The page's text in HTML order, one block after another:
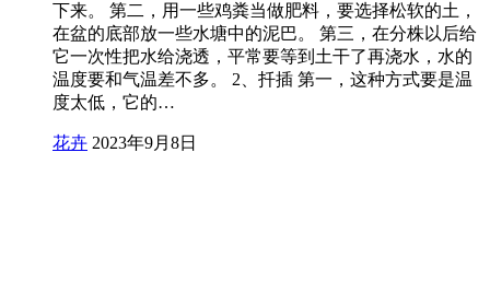
下来。 第二，用一些鸡粪当做肥料，要选择松软的土，
在盆的底部放一些水塘中的泥巴。 第三，在分株以后给
它一次性把水给浇透，平常要等到土干了再浇水，水的
温度要和气温差不多。 2、扦插 第一，这种方式要是温
度太低，它的…
花卉 2023年9月8日